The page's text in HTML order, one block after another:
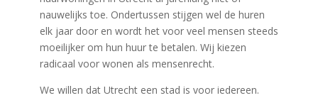
nauwelijks toe. Ondertussen stijgen wel de huren
elk jaar door en wordt het voor veel mensen steeds
moeilijker om hun huur te betalen. Wij kiezen
radicaal voor wonen als mensenrecht.
We willen dat Utrecht een stad is voor iedereen.